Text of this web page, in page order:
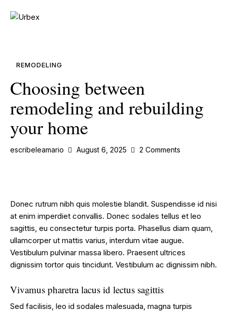
REMODELING
Choosing between
remodeling and rebuilding
your home
escribeleamario August 6, 2025 2 Comments
Donec rutrum nibh quis molestie blandit. Suspendisse id nisi
at enim imperdiet convallis. Donec sodales tellus et leo
sagittis, eu consectetur turpis porta. Phasellus diam quam,
ullamcorper ut mattis varius, interdum vitae augue.
Vestibulum pulvinar massa libero. Praesent ultrices
dignissim tortor quis tincidunt. Vestibulum ac dignissim nibh.
Vivamus pharetra lacus id lectus sagittis
Sed facilisis, leo id sodales malesuada, magna turpis